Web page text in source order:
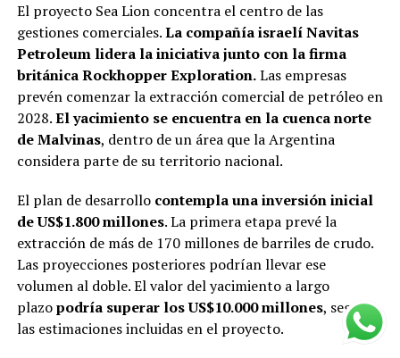
El proyecto Sea Lion concentra el centro de las
gestiones comerciales.La compañía israelí Navitas
Petroleum lidera la iniciativa junto con la firma
británica Rockhopper Exploration.Las empresas
prevén comenzar la extracción comercial de petróleo en
2028.El yacimiento se encuentra en la cuenca norte
de Malvinas, dentro de un área que la Argentina
considera parte de su territorio nacional.
El plan de desarrollocontempla una inversión inicial
de US$1.800 millones. La primera etapa prevé la
extracción de más de 170 millones de barriles de crudo.
Las proyecciones posteriores podrían llevar ese
volumen al doble. El valor del yacimiento a largo
plazopodría superar los US$10.000 millones, según
las estimaciones incluidas en el proyecto.